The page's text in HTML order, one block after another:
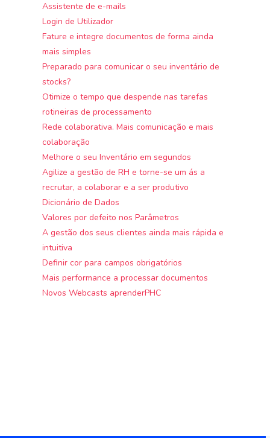
Assistente de e-mails
Login de Utilizador
Fature e integre documentos de forma ainda
mais simples
Preparado para comunicar o seu inventário de
stocks?
Otimize o tempo que despende nas tarefas
rotineiras de processamento
Rede colaborativa. Mais comunicação e mais
colaboração
Melhore o seu Inventário em segundos
Agilize a gestão de RH e torne-se um ás a
recrutar, a colaborar e a ser produtivo
Dicionário de Dados
Valores por defeito nos Parâmetros
A gestão dos seus clientes ainda mais rápida e
intuitiva
Definir cor para campos obrigatórios
Mais performance a processar documentos
Novos Webcasts aprenderPHC